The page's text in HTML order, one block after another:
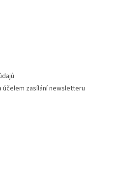
účelem zasílání newsletteru